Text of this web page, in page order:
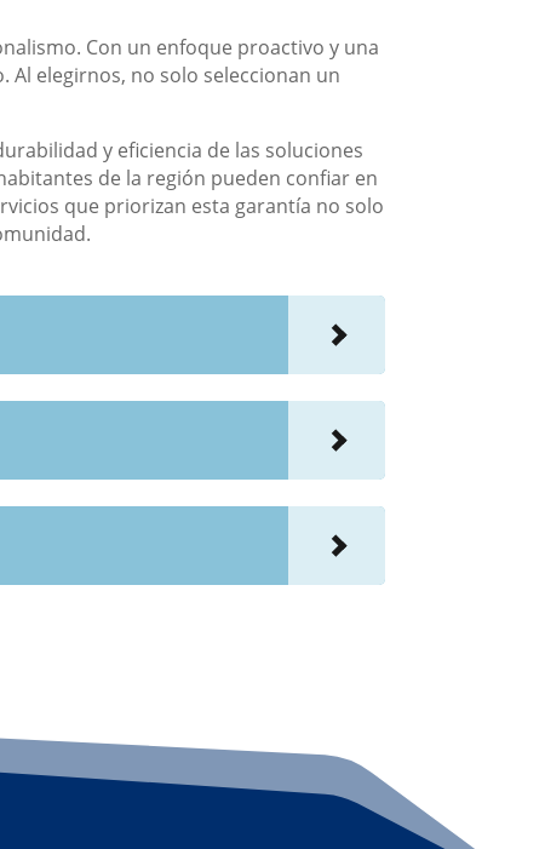
Con un enfoque proactivo y una
Al elegirnos, no solo seleccionan un
y eficiencia de las soluciones
de la región pueden confiar en
que priorizan esta garantía no solo